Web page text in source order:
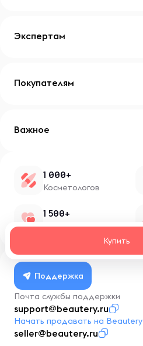
Купить
Экспертам
Покупателям
Важное
1 000+
Косметологов
1 500+
Нутрициологов
Поддержка
Почта службы поддержки
support@beautery.ru
Начать продавать на Beautery
seller@beautery.ru